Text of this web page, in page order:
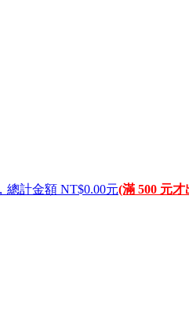
總計金額 NT$0.00元(滿 500 元才